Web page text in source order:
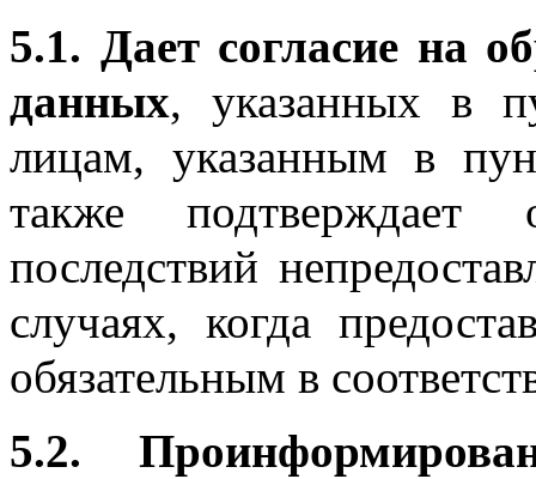
5.1. Дает согласие на
данных, указанных в
лицам, указанным в
также подтверждает
последствий
случаях, когда
обязательным в
5.2.